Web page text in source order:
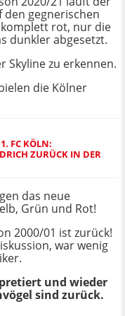
gegnerischen
komplett rot, nur die
dunkler abgesetzt.
Skyline zu erkennen.
die Kölner
FC KÖLN:
ZURÜCK IN DER
das neue
Grün und Rot!
2000/01 ist zurück!
war wenig
und wieder
sind zurück.